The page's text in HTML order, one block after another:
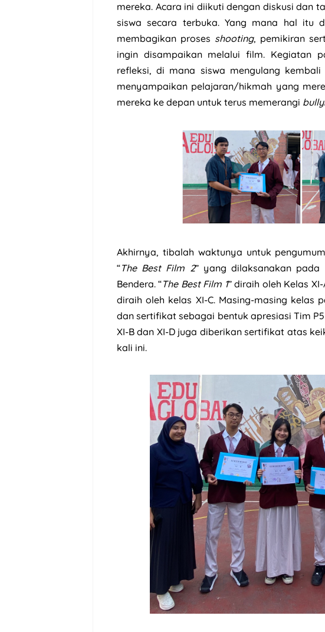
mereka. Acara ini diikuti dengan diskusi dan
siswa secara terbuka. Yang mana hal itu
membagikan proses shooting, pemikiran
ingin disampaikan melalui film. Kegiatan
refleksi, di mana siswa mengulang
menyampaikan pelajaran/hikmah yang
mereka ke depan untuk terus memerangi
Akhirnya, tibalah waktunya untuk
“The Best Film 2” yang dilaksanakan pada
Bendera. “The Best Film 1” diraih oleh Kelas
diraih oleh kelas XI-C. Masing-masing kelas
dan sertifikat sebagai bentuk apresiasi Tim
XI-B dan XI-D juga diberikan sertifikat atas
kali ini.